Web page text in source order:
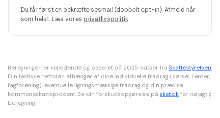
Du får først en bekræftelsesmail (dobbelt opt-in). Afmeld når
som helst. Læs vores privatlivspolitik.
Beregningen er vejledende og baseret på 2025-satser fra Skattestyrelsen.
Din faktiske nettoløn afhænger af dine individuelle fradrag (kørsel, renter,
fagforening), eventuelle ligningsmæssige fradrag og din præcise
kommuneskatteprocent. Se din forskudsopgørelse på skat.dk for nøjagtig
beregning.